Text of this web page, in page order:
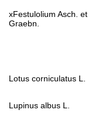
xFestulolium Asch. et
Graebn.
Lotus corniculatus L.
Lupinus albus L.